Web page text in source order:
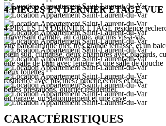
4 PIECES EN DERNIER ETAGE
4 PIECES EN DERNIER ETAGE résidence
Traversant d'angle, au calme, aucuns vis-à-vis,
vue panoramique mer, très grande terrasse, et un
plein sud, climatisé, deux chambres avec placards,
une salle de bain avec fenêtre et une salle de douche
deux toilettes
résidence avec piscines? proche écoles et bus,
belles prestations, quartier résidentiel,
un garage, un stationnement et une cave
CARACTÉRISTIQUES